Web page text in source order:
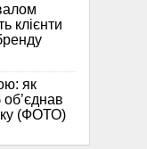
клієнти
як
(ФОТО)